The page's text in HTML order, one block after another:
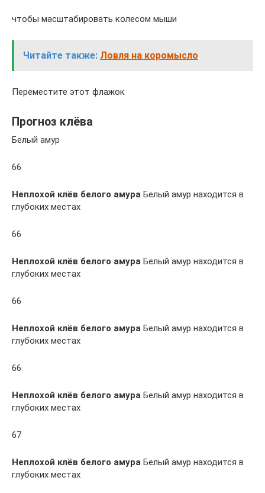
чтобы масштабировать колесом мыши
Читайте также: Ловля на коромысло
Переместите этот флажок
Прогноз клёва
Белый амур
66
Неплохой клёв белого амура Белый амур находится в
глубоких местах
66
Неплохой клёв белого амура Белый амур находится в
глубоких местах
66
Неплохой клёв белого амура Белый амур находится в
глубоких местах
66
Неплохой клёв белого амура Белый амур находится в
глубоких местах
67
Неплохой клёв белого амура Белый амур находится в
глубоких местах